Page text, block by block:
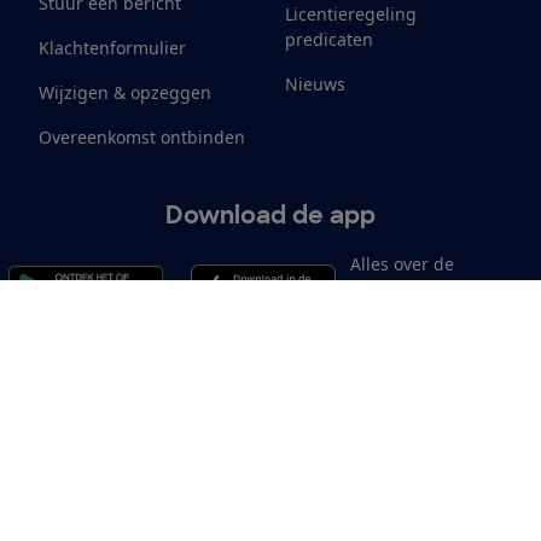
Klachtenformulier
Wijzigen & opzeggen
Overeenkomst ontbinden
Licentieregeling
predicaten
Nieuws
Download de app
Alles over de